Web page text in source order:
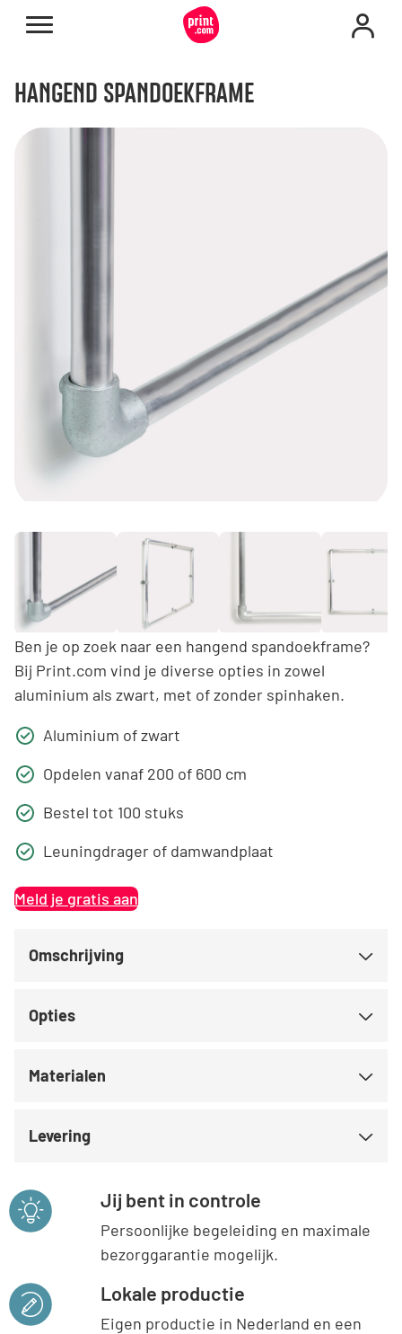
HANGEND SPANDOEKFRAME
Ben je op zoek naar een hangend spandoekframe?
Bij Print.com vind je diverse opties in zowel
aluminium als zwart, met of zonder spinhaken.
Aluminium of zwart
Opdelen vanaf 200 of 600 cm
Bestel tot 100 stuks
Leuningdrager of damwandplaat
Meld je gratis aan
Omschrijving
Opties
Materialen
Levering
Jij bent in controle
Persoonlijke begeleiding en maximale
bezorggarantie mogelijk.
Lokale productie
Eigen productie in Nederland en een